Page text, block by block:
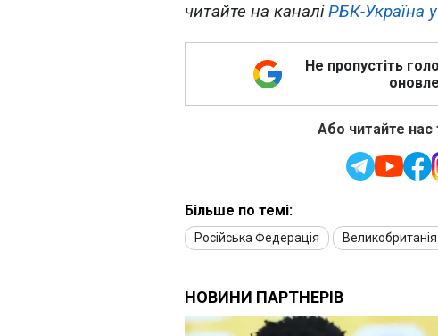
читайте на каналі РБК-Україна
Не пропустіть
Або читайте
Більше по темі:
Російська Федерація Великобританія